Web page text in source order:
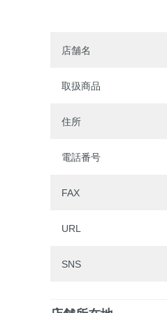
店舗名
取扱商品
住所
電話番号
FAX
URL
SNS